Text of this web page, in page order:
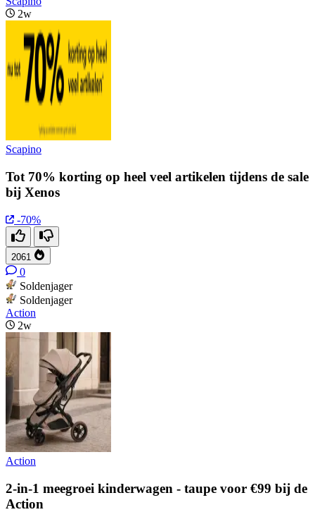
2w
Scapino
Tot 70% korting op heel veel artikelen tijdens de sale
bij Xenos
-70%
2061
0
Soldenjager
Soldenjager
Action
2w
Action
2-in-1 meegroei kinderwagen - taupe voor €99 bij de
Action